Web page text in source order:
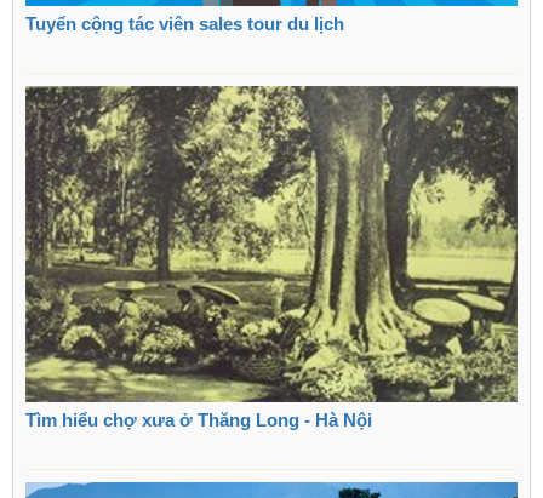
Tuyển cộng tác viên sales tour du lịch
Tìm hiểu chợ xưa ở Thăng Long - Hà Nội